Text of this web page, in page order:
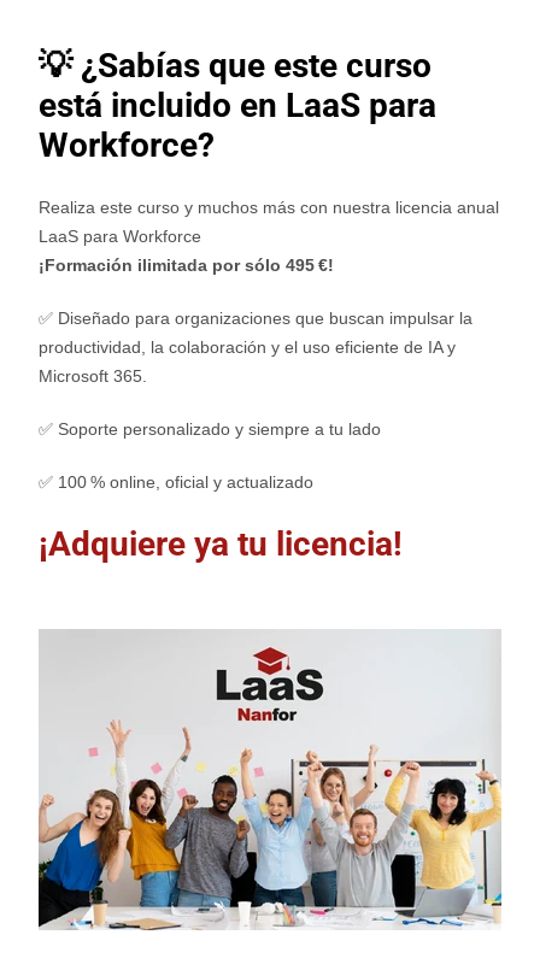
💡 ¿Sabías que este curso
está incluido en LaaS para
Workforce?
Realiza este curso y muchos más con nuestra licencia anual
LaaS para Workforce
¡Formación ilimitada por sólo 495 €!
✅ Diseñado para organizaciones que buscan impulsar la
productividad, la colaboración y el uso eficiente de IA y
Microsoft 365.
✅ Soporte personalizado y siempre a tu lado
✅ 100 % online, oficial y actualizado
¡Adquiere ya tu licencia!